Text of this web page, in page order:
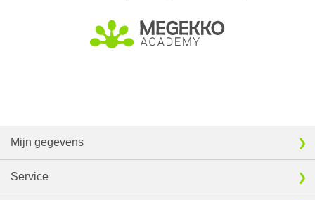
Mijn gegevens
Service